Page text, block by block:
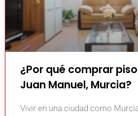
¿Por qué comprar
Juan Manuel, Murcia?
Vivir en una ciudad como